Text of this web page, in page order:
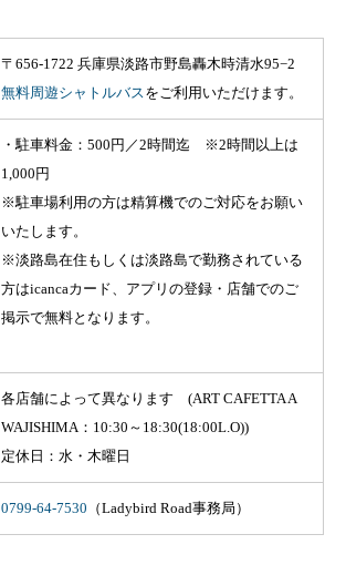
〒656-1722 兵庫県淡路市野島轟木時清水95−2
無料周遊シャトルバスをご利用いただけます。
・駐車料金：500円／2時間迄 ※2時間以上は
1,000円
※駐車場利用の方は精算機でのご対応をお願い
いたします。
※淡路島在住もしくは淡路島で勤務されている
方はicancaカード、アプリの登録・店舗でのご
掲示で無料となります。
各店舗によって異なります (ART CAFETTA A
WAJISHIMA： 10:30～18:30(18:00L.O))
定休日：水・木曜日
0799-64-7530 （Ladybird Road事務局）